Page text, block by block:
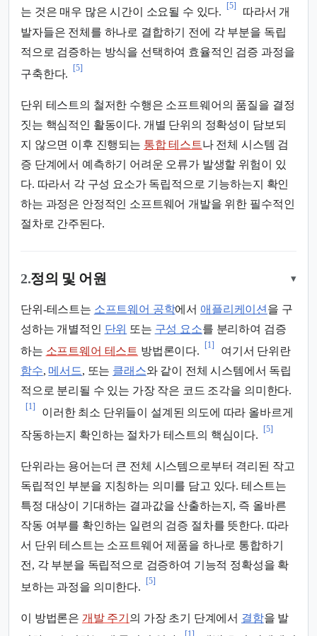
는 것은 매우 많은 시간이 소요될 수 있다.
[5]
따라서 개
발자들은 전체를 하나로 결합하기 전에 각 부분을 독립
적으로 검증하는 방식을 선택하여 효율적인 검증 과정을
구축한다.
[5]
단위 테스트의 철저한 수행은 소프트웨어의 품질을 결정
짓는 핵심적인 활동이다. 개별 단위의 정확성이 담보되
지 않으면 이후 진행되는 통합 테스트나 전체 시스템 검
증 단계에서 예측하기 어려운 오류가 발생할 위험이 있
다. 따라서 각 구성 요소가 독립적으로 기능하는지 확인
하는 과정은 안정적인 소프트웨어 개발을 위한 필수적인
절차로 간주된다.
2.정의 및 어원 ▾
단위-테스트는 소프트웨어 공학에서 애플리케이션 을 구
성하는 개별적인 단위 또는 구성 요소를 분리하여 검증
하는 소프트웨어 테스트 방법론이다.
[1]
여기서 단위란
함수, 메서드, 또는 클래스와 같이 전체 시스템에서 독립
적으로 분리될 수 있는 가장 작은 코드 조각을 의미한다.
[1]
이러한 최소 단위들이 설계된 의도에 따라 올바르게
작동하는지 확인하는 절차가 테스트의 핵심이다.
[5]
단위라는 용어는더 큰 전체 시스템으로부터 격리된 작고
독립적인 부분을 지칭하는 의미를 담고 있다. 테스트는
특정 대상이 기대하는 결과값을 산출하는지, 즉 올바른
작동 여부를 확인하는 일련의 검증 절차를 뜻한다. 따라
서 단위 테스트는 소프트웨어 제품을 하나로 통합하기
전, 각 부분을 독립적으로 검증하여 기능적 정확성을 확
보하는 과정을 의미한다.
[5]
이 방법론은 개발 주기 의 가장 초기 단계에서 결함을 발